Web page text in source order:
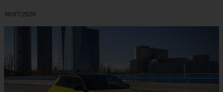
30/07/2026